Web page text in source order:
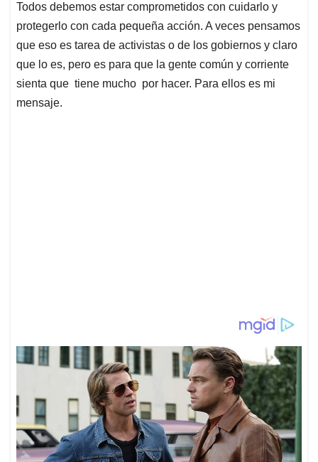
Todos debemos estar comprometidos con cuidarlo y
protegerlo con cada pequeña acción. A veces pensamos
que eso es tarea de activistas o de los gobiernos y claro
que lo es, pero es para que la gente común y corriente
sienta que tiene mucho por hacer. Para ellos es mi
mensaje.